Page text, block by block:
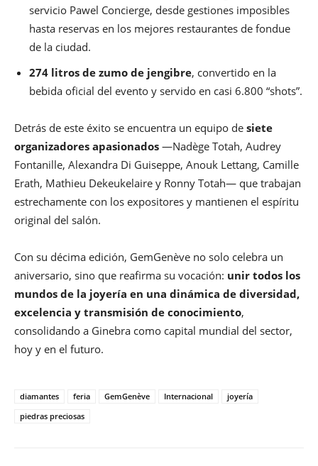
servicio Pawel Concierge, desde gestiones imposibles
hasta reservas en los mejores restaurantes de fondue
de la ciudad.
274 litros de zumo de jengibre, convertido en la
bebida oficial del evento y servido en casi 6.800 “shots”.
Detrás de este éxito se encuentra un equipo de siete
organizadores apasionados —Nadège Totah, Audrey
Fontanille, Alexandra Di Guiseppe, Anouk Lettang, Camille
Erath, Mathieu Dekeukelaire y Ronny Totah— que trabajan
estrechamente con los expositores y mantienen el espíritu
original del salón.
Con su décima edición, GemGenève no solo celebra un
aniversario, sino que reafirma su vocación: unir todos los
mundos de la joyería en una dinámica de diversidad,
excelencia y transmisión de conocimiento,
consolidando a Ginebra como capital mundial del sector,
hoy y en el futuro.
diamantes feria GemGenève Internacional
joyería
piedras preciosas